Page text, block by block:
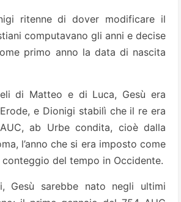
ritenne di dover modificare il
computavano gli anni e decise
primo anno la data di nascita
di Matteo e di Luca, Gesù era
e Dionigi stabilì che il re era
ab Urbe condita, cioè dalla
l’anno che si era imposto come
del tempo in Occidente.
Gesù sarebbe nato negli ultimi